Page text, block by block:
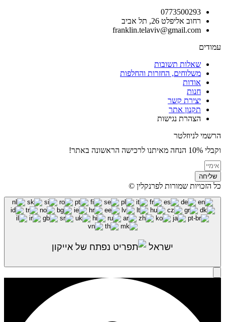
0773500293
רחוב אליפלט 26, תל אביב
franklin.telaviv@gmail.com
עמודים
שאלות תשובות
משלוחים, החזרות והחלפות
אודות
חנות
יצירת קשר
תקנון אתר
הצהרת נגישות
הרשמי לניוזלטר
וקבלי 10% הנחה מאיתנו לרכישה הראשונה באתר!
שליחה
כל הזכויות שמורות לפרנקלין ©
ישראל